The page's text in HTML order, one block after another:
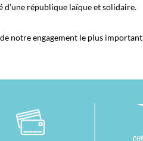
d’une république laïque et solidaire.
notre engagement le plus important